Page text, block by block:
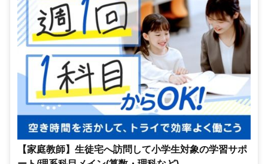
【家庭教師】生徒宅へ訪問して小学生対象の学習サポ